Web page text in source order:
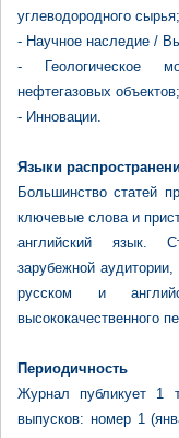
углеводородного сырья;
- Научное наследие /
- Геологическое
нефтегазовых объектов;
- Инновации.
Языки
Большинство статей
ключевые слова и
английский язык.
зарубежной
русском и
высококачественного
Периодичность
Журнал публикует 1
выпусков: номер 1